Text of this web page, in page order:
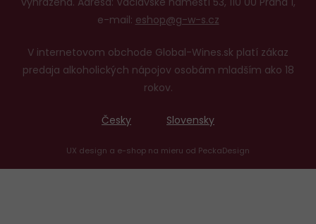
e-mail: eshop@g-w-s.cz
V internetovom obchode Global-Wines.sk platí zákaz
predaja alkoholických nápojov osobám mladším ako 18
rokov.
Česky Slovensky
UX design a e-shop na mieru od PeckaDesign